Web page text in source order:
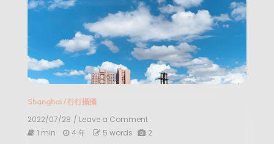
Shanghai/行行攝攝
2022/07/28 / Leave a Commenton
【今
1 min 4 年 5 words 2